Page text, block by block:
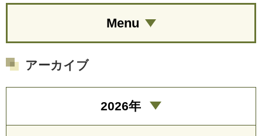
Menu
アーカイブ
2026年